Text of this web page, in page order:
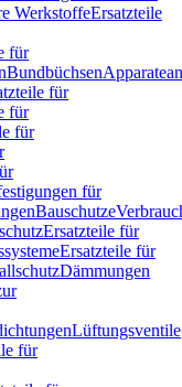
WerkstoffeErsatzteile
für
Bundbüchsen
für
für
für
für
Bauschutze
Ersatzteile für
Ersatzteile für
Dämmungen
Lüftungsventile
für